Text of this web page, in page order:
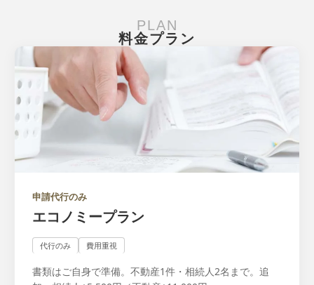
PLAN
料金プラン
申請代行のみ
エコノミープラン
代行のみ 費用重視
書類はご自身で準備。不動産1件・相続人2名まで。追